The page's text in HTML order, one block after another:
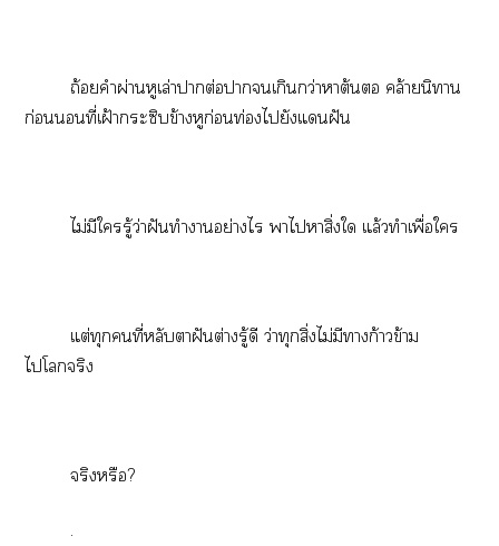
ถ้อยคำผ่านหูเล่าาต่อาเกินกว่าาต้นตอ คล้ายนิทาน
ก่อนที่เฝ้ากระซิบข้างหูก่อนท่ไยังแฝัน
ไม่มีใรู้ว่าฝันทำาอย่างไร าไหาสิ่งใ แล้วทำเพื่อใ
แต่ทุกคนที่หลับาฝันต่างรู้ดี ว่าทุกสิ่งไม่มีาก้าวข้าม
ไโจริง
จริงหรือ?
.